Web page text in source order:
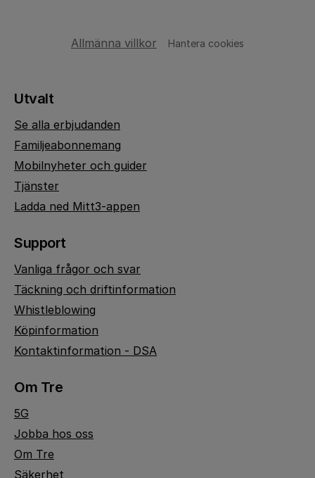
Allmänna villkor Hantera cookies
Utvalt
Se alla erbjudanden
Familjeabonnemang
Mobilnyheter och guider
Tjänster
Ladda ned Mitt3-appen
Support
Vanliga frågor och svar
Täckning och driftinformation
Whistleblowing
Köpinformation
Kontaktinformation - DSA
Om Tre
5G
Jobba hos oss
Om Tre
Säkerhet